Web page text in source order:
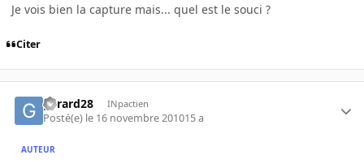
Je vois bien la capture mais... quel est le souci ?
Citer
gerard28 INpactien
Posté(e) le 16 novembre 201015 a
AUTEUR